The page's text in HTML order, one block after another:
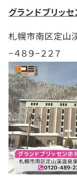
グランドブリッ
札幌市南区定山
−４８９−２２７